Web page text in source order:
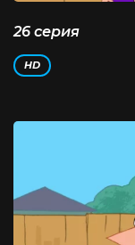
26 серия
HD